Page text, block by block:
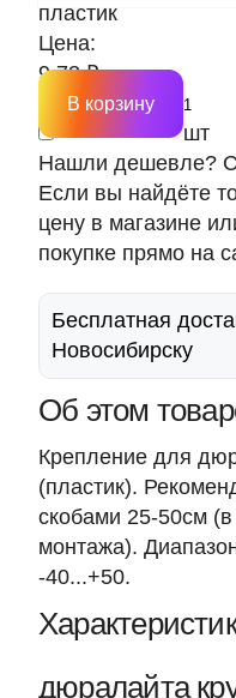
пластик
Цена:
9.73 ₽
шт
В корзину
Нашли дешевле?
Если вы найдёте
цену в магазине
покупке прямо на
Бесплатная
Новосибирску
Об этом
Крепление для
(пластик).
скобами 25-50см
монтажа).
-40...+50.
дюралайта